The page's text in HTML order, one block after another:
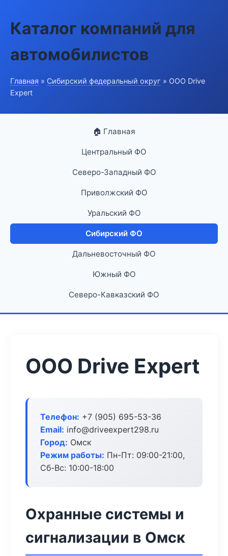
Каталог компаний для
автомобилистов
Главная » Сибирский федеральный округ » ООО Drive
Expert
🏠 Главная
Центральный ФО
Северо-Западный ФО
Приволжский ФО
Уральский ФО
Сибирский ФО
Дальневосточный ФО
Южный ФО
Северо-Кавказский ФО
ООО Drive Expert
Телефон: +7 (905) 695-53-36
Email: info@driveexpert298.ru
Город: Омск
Режим работы: Пн-Пт: 09:00-21:00,
Сб-Вс: 10:00-18:00
Охранные системы и
сигнализации в Омск